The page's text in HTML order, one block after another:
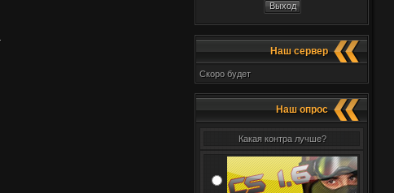
Выход
Наш сервер
Скоро будет
Наш опрос
Какая контра лучше?